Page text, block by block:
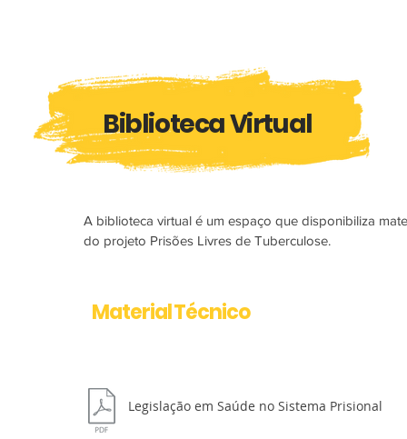
Biblioteca Virtual
A biblioteca virtual é um espaço que disponibiliza
do projeto Prisões Livres de Tuberculose.
Material Técnico
Legislação em Saúde no Sistema Prisional